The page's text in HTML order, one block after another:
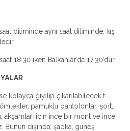
diliminde aynı saat diliminde, kış
18:30 iken Balkanlar’da 17:30’dur.
kolayca giyilip çıkarılabilecek t-
pamuklu pantolonlar, şort,
akşamları için ince bir mont ve ince
Bunun dışında; şapka, güneş